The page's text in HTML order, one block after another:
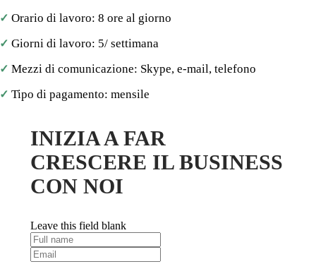
✓ Orario di lavoro: 8 ore al giorno
✓ Giorni di lavoro: 5/ settimana
✓ Mezzi di comunicazione: Skype, e-mail, telefono
✓ Tipo di pagamento: mensile
INIZIA A FAR
CRESCERE IL BUSINESS
CON NOI
Leave this field blank